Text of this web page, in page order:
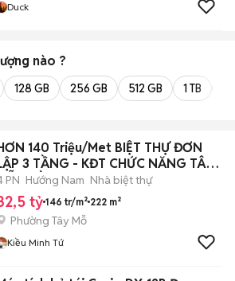
Duck
nào ?
128 GB 256 GB 512 GB 1 TB
140 Triệu/Met BIỆT THỰ ĐƠN
3 TẦNG - KĐT CHỨC NĂNG TÂY
- GẦ
PN Hướng Nam Nhà biệt thự
tỷ 146 tr/m² 222 m²
Phường Tây Mỗ
Kiều Minh Tứ